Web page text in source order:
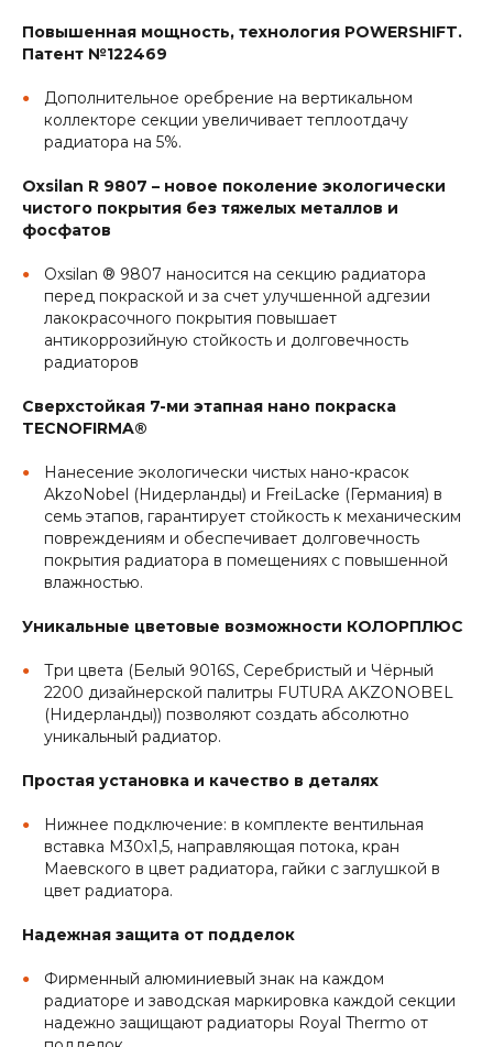
Повышенная мощность, технология POWERSHIFT.
Патент №122469
Дополнительное оребрение на вертикальном
коллекторе секции увеличивает теплоотдачу
радиатора на 5%.
Oxsilan R 9807 – новое поколение экологически
чистого покрытия без тяжелых металлов и
фосфатов
Oxsilan ® 9807 наносится на секцию радиатора
перед покраской и за счет улучшенной адгезии
лакокрасочного покрытия повышает
антикоррозийную стойкость и долговечность
радиаторов
Сверхстойкая 7-ми этапная нано покраска
TECNOFIRMA®
Нанесение экологически чистых нано-красок
AkzoNobel (Нидерланды) и FreiLacke (Германия) в
семь этапов, гарантирует стойкость к механическим
повреждениям и обеспечивает долговечность
покрытия радиатора в помещениях с повышенной
влажностью.
Уникальные цветовые возможности КОЛОРПЛЮС
Три цвета (Белый 9016S, Серебристый и Чёрный
2200 дизайнерской палитры FUTURA AKZONOBEL
(Нидерланды)) позволяют создать абсолютно
уникальный радиатор.
Простая установка и качество в деталях
Нижнее подключение: в комплекте вентильная
вставка M30x1,5, направляющая потока, кран
Маевского в цвет радиатора, гайки с заглушкой в
цвет радиатора.
Надежная защита от подделок
Фирменный алюминиевый знак на каждом
радиаторе и заводская маркировка каждой секции
надежно защищают радиаторы Royal Thermo от